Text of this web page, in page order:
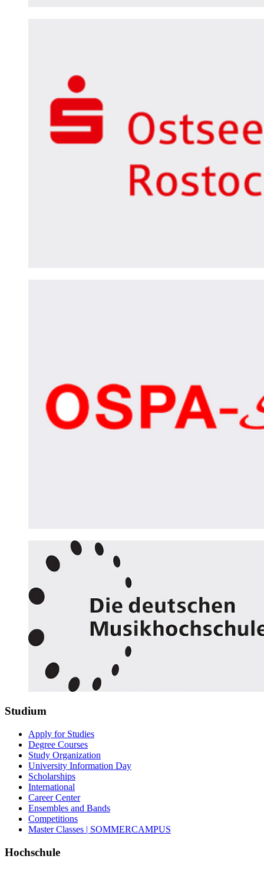
Studium
Apply for Studies
Degree Courses
Study Organization
University Information Day
Scholarships
International
Career Center
Ensembles and Bands
Competitions
Master Classes | SOMMERCAMPUS
Hochschule